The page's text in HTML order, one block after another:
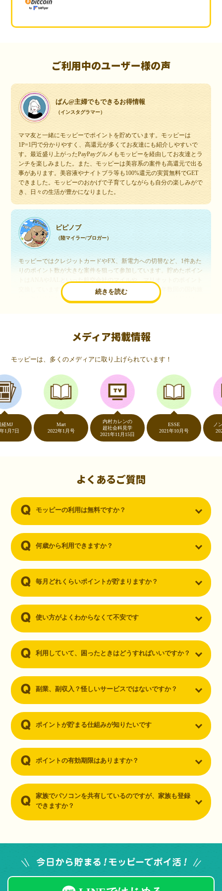
ご利用中のユーザー様の声
ぱん@主婦でもできるお得情報
（インスタグラマー）
ママ友と一緒にモッピーでポイントを貯めています。モッピーは
1P=1円で分かりやすく、高還元が多くてお友達にも紹介しやすいで
す。最近盛り上がったPayPayグルメもモッピーを経由してお友達とラ
ンチを楽しみました。また、モッピーは美容系の案件も高還元で出る
事があります。美容液やナイトブラ等も100%還元の実質無料でGET
できました。モッピーのおかげで子育てしながらも自分の楽しみがで
き、日々の生活が豊かになりました。
続きを読む
ピピノブ
（陸マイラー/ブロガー）
モッピーではクレジットカードやFX、新電力への切替など、1件あた
りのポイント数が大きな案件を狙って参加しています。貯めたポイン
交換しています。このようにすることで、ほぼ無料で年数回の国内旅
行や海外旅行を実現しています。モッピーは陸マイラーや旅行好きに
いつものネットショッピングが、モッピーでお得
（20代・女性）
友達に勧められてモッピーをはじめました。空いた時間にスマホで買
い物をすることが多いのですが、モッピーを経由するだけでショップ
のポイントとモッピーのポイントが二重で貯まることを知り、ビック
リ…！いつものネットショッピングをモッピーを経由するだけでポイ
ントが貯まるなんて…もっと早く教えてほしかった～！貯まったポイ
ントはギフト券に交換して、プチ贅沢を楽しんでます♪
（30代・男性）
ーを知りました。クレジットカードを発行するだけでポイントが貯ま
るならと無料登録して、クレジットカードの発行やアプリダウンロー
メディア掲載情報
モッピーは、多くのメディアに取り上げられています！
日
2022年1月号
内村カレンの
超社会科見学
2021年11月15日
2021年10月号
ノンスト
2020年5
よくあるご質問
モッピーの利用は無料ですか？
何歳から利用できますか？
毎月どれくらいポイントが貯まりますか？
使い方がよくわからなくて不安です
利用していて、困ったときはどうすればいいですか？
副業、副収入？怪しいサービスではないですか？
ポイントが貯まる仕組みが知りたいです
ポイントの有効期限はありますか？
家族でパソコンを共有しているのですが、家族も登録
できますか？